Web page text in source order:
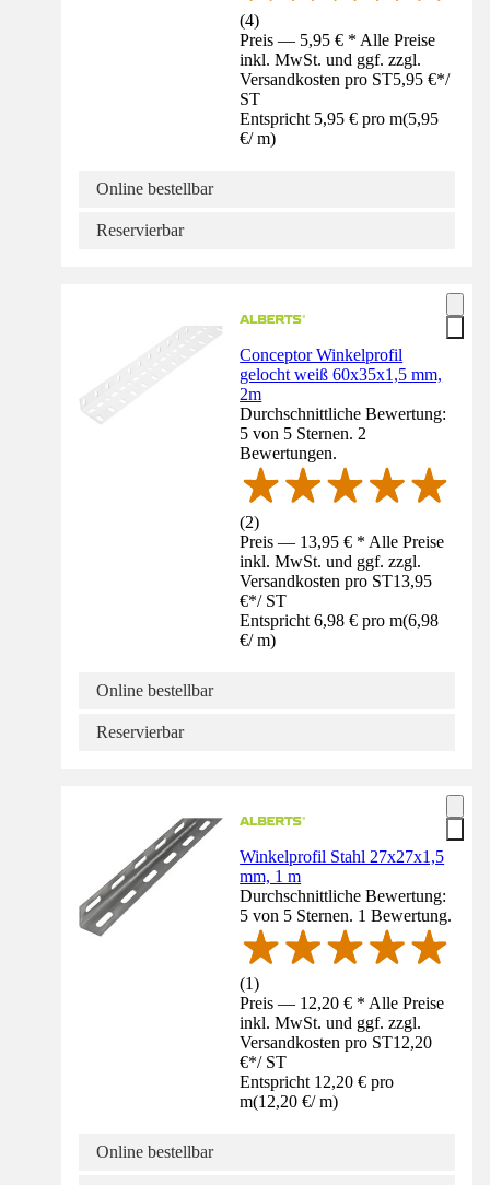
(4)
Preis — 5,95 € * Alle Preise
inkl. MwSt. und ggf. zzgl.
Versandkosten pro ST5,95 €*/
ST
Entspricht 5,95 € pro m(5,95
€/ m)
Online bestellbar
Reservierbar
Conceptor Winkelprofil
gelocht weiß 60x35x1,5 mm,
2m
Durchschnittliche Bewertung:
5 von 5 Sternen. 2
Bewertungen.
(2)
Preis — 13,95 € * Alle Preise
inkl. MwSt. und ggf. zzgl.
Versandkosten pro ST13,95
€*/ ST
Entspricht 6,98 € pro m(6,98
€/ m)
Online bestellbar
Reservierbar
Winkelprofil Stahl 27x27x1,5
mm, 1 m
Durchschnittliche Bewertung:
5 von 5 Sternen. 1 Bewertung.
(1)
Preis — 12,20 € * Alle Preise
inkl. MwSt. und ggf. zzgl.
Versandkosten pro ST12,20
€*/ ST
Entspricht 12,20 € pro
m(12,20 €/ m)
Online bestellbar